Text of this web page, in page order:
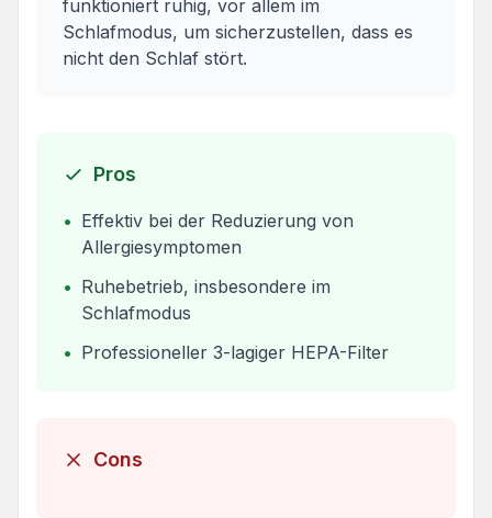
funktioniert ruhig, vor allem im
Schlafmodus, um sicherzustellen, dass es
nicht den Schlaf stört.
Pros
• Effektiv bei der Reduzierung von
Allergiesymptomen
• Ruhebetrieb, insbesondere im
Schlafmodus
• Professioneller 3-lagiger HEPA-Filter
Cons